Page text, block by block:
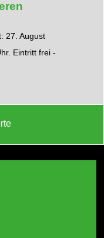
27. August
Eintritt frei -